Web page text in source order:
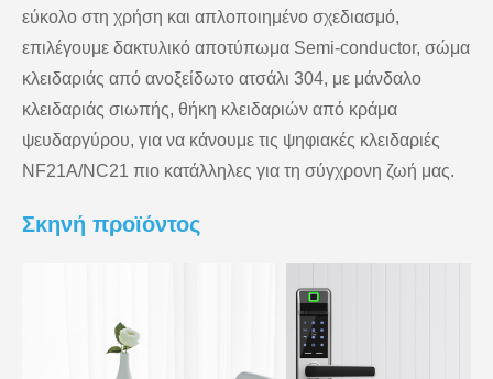
εύκολο στη χρήση και απλοποιημένο σχεδιασμό,
επιλέγουμε δακτυλικό αποτύπωμα Semi-conductor, σώμα
κλειδαριάς από ανοξείδωτο ατσάλι 304, με μάνδαλο
κλειδαριάς σιωπής, θήκη κλειδαριών από κράμα
ψευδαργύρου, για να κάνουμε τις ψηφιακές κλειδαριές
NF21A/NC21 πιο κατάλληλες για τη σύγχρονη ζωή μας.
Σκηνή προϊόντος